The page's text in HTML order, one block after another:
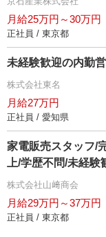
月給25万円～30万円
正社員 / 東京都
未経験歓迎の内勤
株式会社東名
月給27万円
正社員 / 愛知県
家電販売スタッフ/
上/学歴不問/未経験
株式会社山﨑商会
月給29万円～37万円
正社員 / 東京都